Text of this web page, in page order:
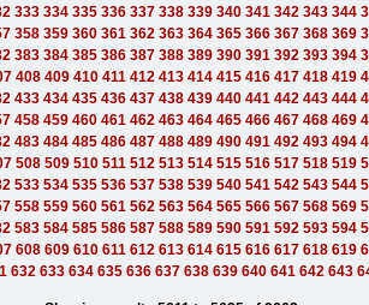
333 334 335 336 337 338 339 340 341 342 343 344
358 359 360 361 362 363 364 365 366 367 368 369
383 384 385 386 387 388 389 390 391 392 393 394
408 409 410 411 412 413 414 415 416 417 418 419
433 434 435 436 437 438 439 440 441 442 443 444
458 459 460 461 462 463 464 465 466 467 468 469
483 484 485 486 487 488 489 490 491 492 493 494
508 509 510 511 512 513 514 515 516 517 518 519
533 534 535 536 537 538 539 540 541 542 543 544
558 559 560 561 562 563 564 565 566 567 568 569
583 584 585 586 587 588 589 590 591 592 593 594
608 609 610 611 612 613 614 615 616 617 618 619
632 633 634 635 636 637 638 639 640 641 642 643